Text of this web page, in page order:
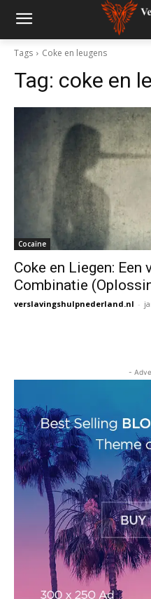
Tags Coke en leugens
Tag: coke en
Cocaïne
Coke en Liegen: Een
Combinatie
verslavingshulpnederland.nl -
-